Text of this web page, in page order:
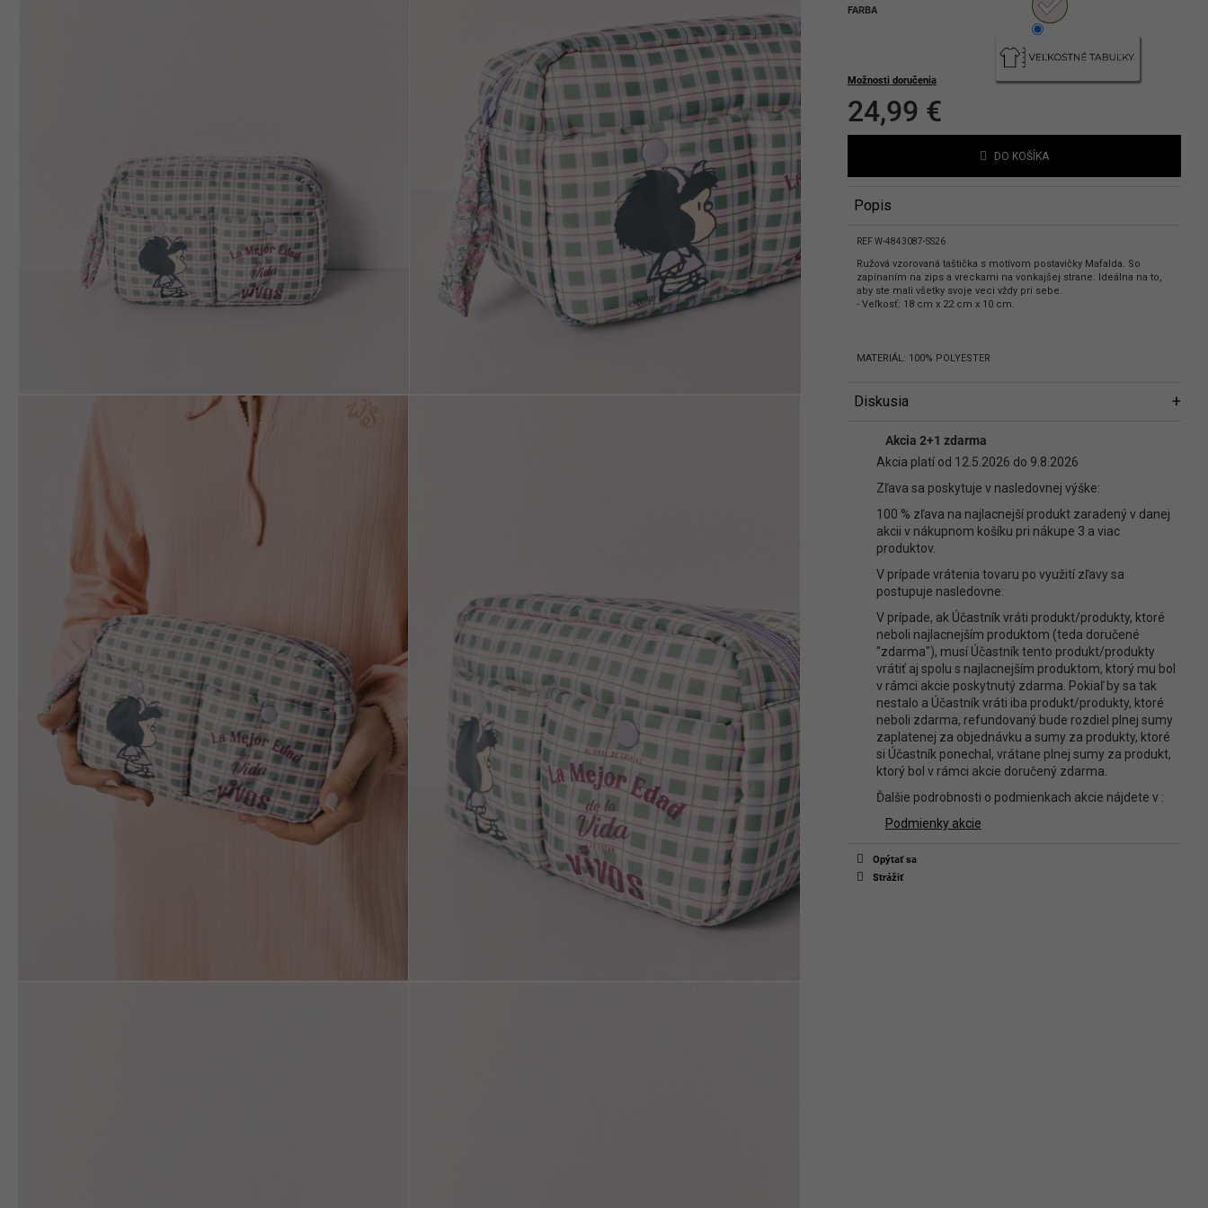
FARBA
Možnosti doručenia
24,99 €
DO KOŠÍKA
Akcia 2+1 zdarma
Akcia platí od 12.5.2026 do 9.8.2026
Zľava sa poskytuje v nasledovnej výške:
100 % zľava na najlacnejší produkt zaradený v danej
akcii v nákupnom košíku pri nákupe 3 a viac
produktov.
V prípade vrátenia tovaru po využití zľavy sa
postupuje nasledovne:
V prípade, ak Účastník vráti produkt/produkty, ktoré
neboli najlacnejším produktom (teda doručené
"zdarma"), musí Účastník tento produkt/produkty
vrátiť aj spolu s najlacnejším produktom, ktorý mu bol
v rámci akcie poskytnutý zdarma. Pokiaľ by sa tak
nestalo a Účastník vráti iba produkt/produkty, ktoré
neboli zdarma, refundovaný bude rozdiel plnej sumy
zaplatenej za objednávku a sumy za produkty, ktoré
si Účastník ponechal, vrátane plnej sumy za produkt,
ktorý bol v rámci akcie doručený zdarma.
Ďalšie podrobnosti o podmienkach akcie nájdete v :
Podmienky akcie
Opýtať sa
Strážiť
Popis
REF W-4843087-SS26
Ružová vzorovaná taštička s motívom postavičky Mafalda. So
zapínaním na zips a vreckami na vonkajšej strane. Ideálna na to,
aby ste mali všetky svoje veci vždy pri sebe.
- Veľkosť: 18 cm x 22 cm x 10 cm.
MATERIÁL: 100% POLYESTER
Diskusia
Diskusia
Buďte prvý, kto napíše príspevok k tejto položke.
Len registrovaní používatelia môžu pridávať príspevky. Prosím
prihláste sa alebo sazaregistrujte.
Vložením e-mailu súhlasíte s podmienkami ochrany
osobných údajov